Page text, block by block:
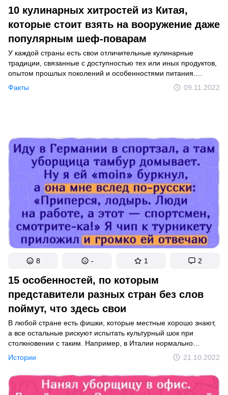
10 кулинарных хитростей из Китая,
которые стоит взять на вооружение даже
популярным шеф-поварам
Факты 09.11.2022
У каждой страны есть свои отличительные кулинарные
традиции, связанные с доступностью тех или иных продуктов,
опытом прошлых поколений и особенностями питания.
И Китай не исключение. Приемы и хитрости, которыми жители
этой страны пользуются для приготовления традиционных
15 особенностей, по которым
представители разных стран без слов
поймут, что здесь свои
Истории 21.10.2022
В любой стране есть фишки, которые местные хорошо знают,
а все остальные рискуют испытать культурный шок при
столкновении с таким. Например, в Италии нормально
трепать детей по голове, а в Таиланде так делать ни в коем
случае не стоит.
8 - 1 2